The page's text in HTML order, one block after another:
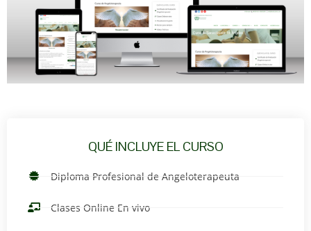
QUÉ INCLUYE EL CURSO
Diploma Profesional de Angeloterapeuta
Clases Online En vivo